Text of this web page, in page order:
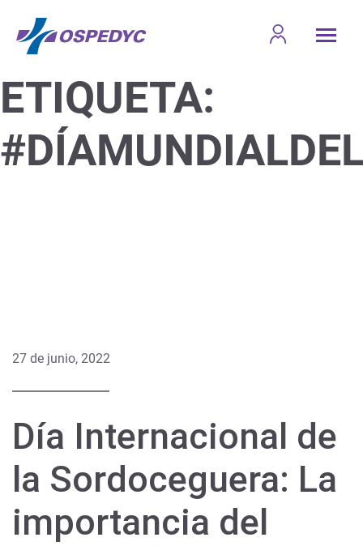
ETIQUETA:
27 de junio, 2022
Día Internacional de
la Sordoceguera: La
importancia del